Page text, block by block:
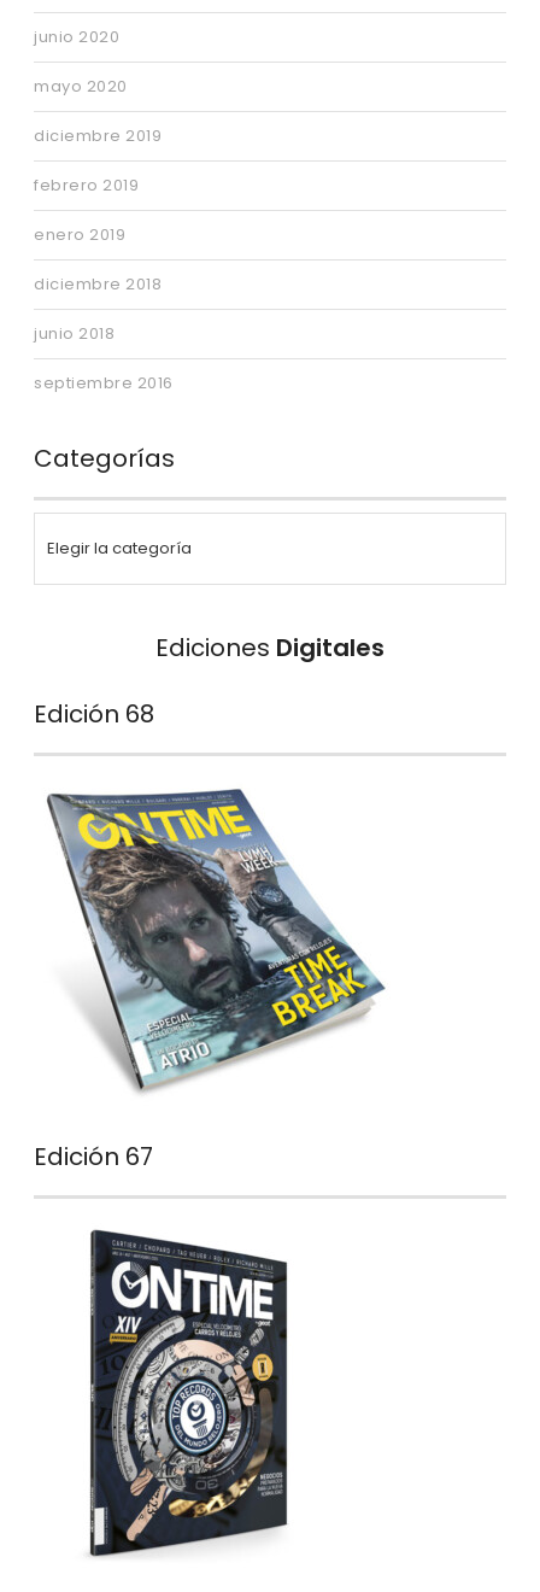
junio 2020
mayo 2020
diciembre 2019
febrero 2019
enero 2019
diciembre 2018
junio 2018
septiembre 2016
Categorías
Ediciones Digitales
Edición 68
Edición 67